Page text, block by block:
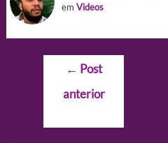
em Videos
Navegação
Post
← Post
anterior